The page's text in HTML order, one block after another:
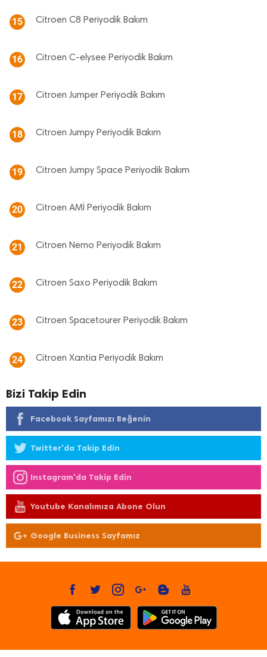
15 Citroen C8 Periyodik Bakım
16 Citroen C-elysee Periyodik Bakım
17 Citroen Jumper Periyodik Bakım
18 Citroen Jumpy Periyodik Bakım
19 Citroen Jumpy Space Periyodik Bakım
20 Citroen AMİ Periyodik Bakım
21 Citroen Nemo Periyodik Bakım
22 Citroen Saxo Periyodik Bakım
23 Citroen Spacetourer Periyodik Bakım
24 Citroen Xantia Periyodik Bakım
Bizi Takip Edin
Facebook Sayfamızı Beğenin
Twitter'da Takip Edin
Instagram'da Takip Edin
Youtube Kanalımıza Abone Olun
Google Business Sayfamız